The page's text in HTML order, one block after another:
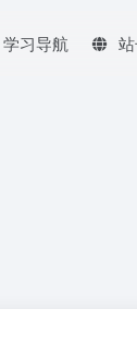
学习导航